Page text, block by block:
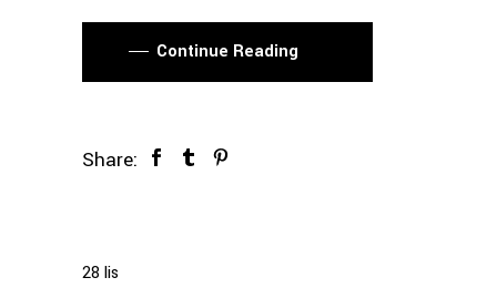
Continue Reading
Share:
28 lis